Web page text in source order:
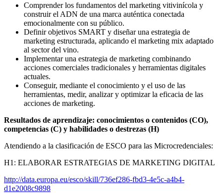
Comprender los fundamentos del marketing vitivinícola y
construir el ADN de una marca auténtica conectada
emocionalmente con su público.
Definir objetivos SMART y diseñar una estrategia de
marketing estructurada, aplicando el marketing mix adaptado
al sector del vino.
Implementar una estrategia de marketing combinando
acciones comerciales tradicionales y herramientas digitales
actuales.
Conseguir, mediante el conocimiento y el uso de las
herramientas, medir, analizar y optimizar la eficacia de las
acciones de marketing.
Resultados de aprendizaje: conocimientos o contenidos (CO),
competencias (C) y habilidades o destrezas (H)
Atendiendo a la clasificación de ESCO para las Microcredenciales:
H1: ELABORAR ESTRATEGIAS DE MARKETING DIGITAL
http://data.europa.eu/esco/skill/736ef286-fbd3-4e5c-a4b4-
d1e2008c9898